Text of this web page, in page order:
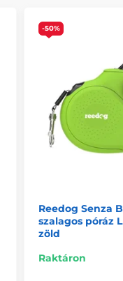
póráz
-50%
Reedog Senza
szalagos póráz
zöld
Raktáron